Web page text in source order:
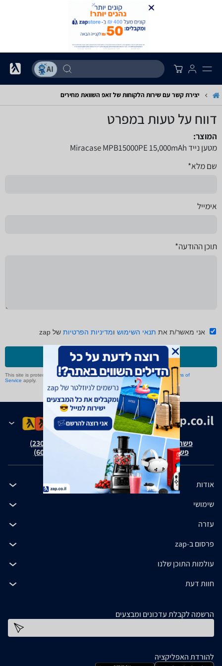
יצירת קשר עם שירות הלקוחות של זאפ השוואת מחירים
דווח על טעות במפרט
המוצר:
מטען נייד Miracase MPB15000PE 15,000mAh
שם מלא*
אימייל
תוכן ההודעה*
אני מאשר/ת את תנאי השימוש ומדיניות הפרטיות של zap
שליחה
This site is protected by reCAPTCHA and the GooglePrivacy Policyand Terms of
Service apply.
פשרה בת"צ אבנצ'יק נ' זאפ גרופ (ת"צ 23008-08-20)
פשרה בת"צ כהנים נ' זאפ גרופ (ת"צ 60371-12-19)
אודות
שימושי
עזרה
פרסום ב-zap
עולמות התוכן שלנו
חוות דעת
הרשמה לקבלת עדכונים ומבצעים
להורדת האפליקציה